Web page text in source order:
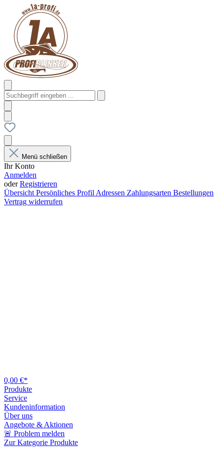
Menü schließen
Ihr Konto
Anmelden
oderRegistrieren
Übersicht Persönliches Profil Adressen Zahlungsarten Bestellungen
Vertrag widerrufen
0,00 €*
Produkte
Service
Kundeninformation
Über uns
Angebote & Aktionen
🚨 Problem melden
Zur Kategorie Produkte